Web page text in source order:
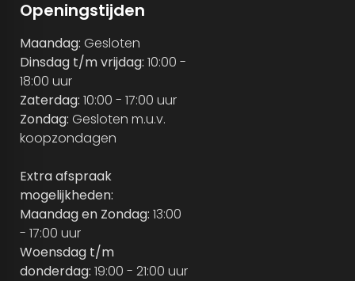
Openingstijden
Maandag: Gesloten
Dinsdag t/m vrijdag: 10:00 -
18:00 uur
Zaterdag: 10:00 - 17:00 uur
Zondag: Gesloten m.u.v.
koopzondagen
Extra afspraak
mogelijkheden:
Maandag en Zondag: 13:00
- 17:00 uur
Woensdag t/m
donderdag: 19:00 - 21:00 uur